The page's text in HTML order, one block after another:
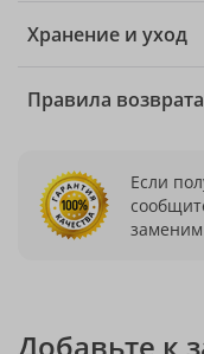
Хранение и уход
Правила возврата
Если
заменим